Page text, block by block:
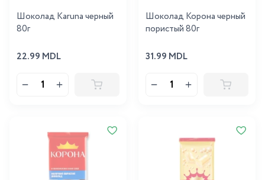
Шоколад Karuna черный
80г
22.99 MDL
Шоколад Корона черный
пористый 80г
31.99 MDL